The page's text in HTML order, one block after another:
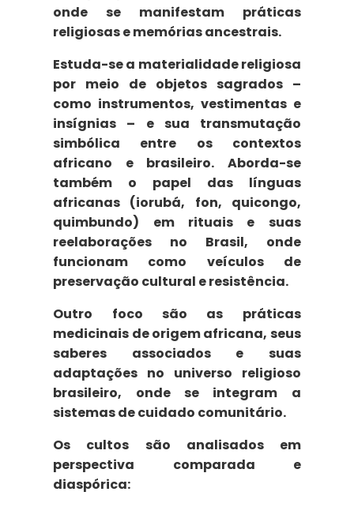
onde se manifestam práticas
religiosas e memóriasancestrais.
Estuda-se a materialidade religiosa
por meio de objetos sagrados –
como instrumentos, vestimentas e
insígnias – e sua transmutação
simbólica entre os contextos
africano e brasileiro. Aborda-se
também o papel das
línguas
africanas (iorubá, fon, quicongo,
quimbundo) em rituais e suas
reelaborações no Brasil, onde
funcionam como veículos de
preservação cultural e resistência.
Outro foco são as
práticas
medicinais de origem africana, seus
saberes associados e suas
adaptações no universo religioso
brasileiro, onde se integram a
sistemas de cuidado comunitário.
Os cultos são analisados em
perspectiva comparada e
diaspórica: